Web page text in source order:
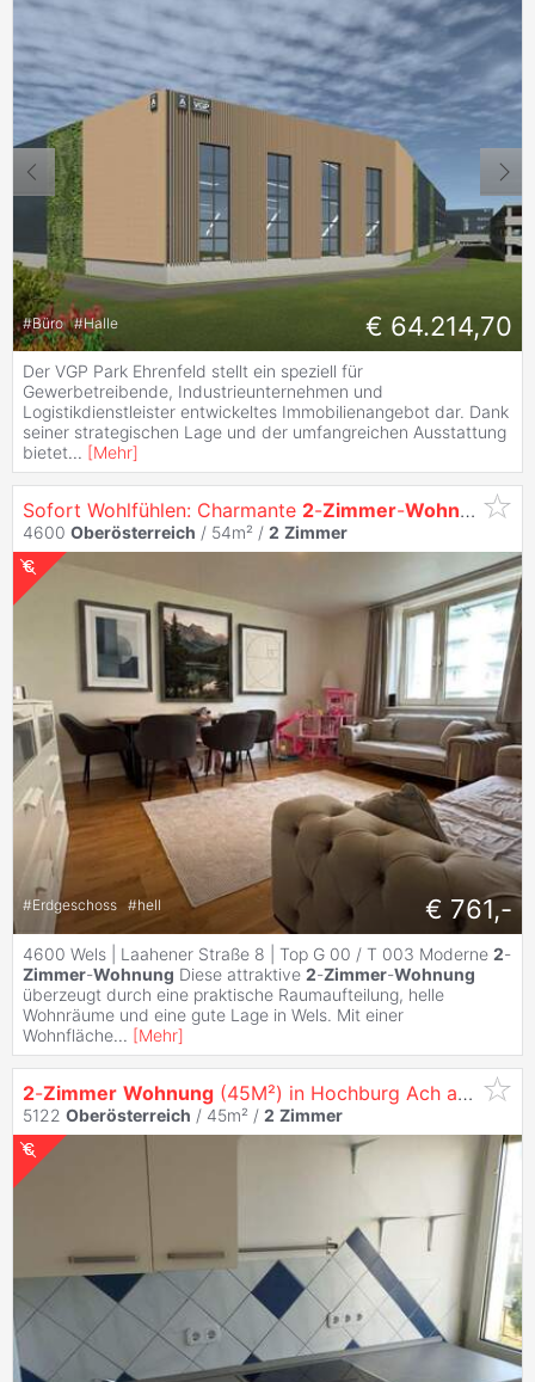
#Büro #Halle € 64.214,70
Der VGP Park Ehrenfeld stellt ein speziell für
Gewerbetreibende, Industrieunternehmen und
Logistikdienstleister entwickeltes Immobilienangebot dar. Dank
seiner strategischen Lage und der umfangreichen Ausstattung
bietet... [Mehr]
Sofort Wohlfühlen: Charmante 2-Zimmer-Wohnung im
4600 Oberösterreich / 54m² / 2 Zimmer
#Erdgeschoss #hell € 761,-
4600 Wels | Laahener Straße 8 | Top G 00 / T 003 Moderne 2-
Zimmer-Wohnung Diese attraktive 2-Zimmer-Wohnung
überzeugt durch eine praktische Raumaufteilung, helle
Wohnräume und eine gute Lage in Wels. Mit einer
Wohnfläche... [Mehr]
2-Zimmer Wohnung (45M²) in Hochburg Ach ab Sofort Provisionsfrei zu Vermieten
5122 Oberösterreich / 45m² / 2 Zimmer